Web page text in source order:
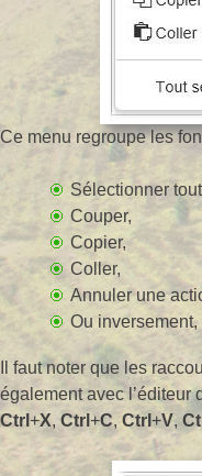
Ce menu regroupe les
Sélectionner
Couper,
Copier,
Coller,
Annuler une
Ou inversement,
Il faut noter que les
également avec l’éditeur
Ctrl +X, Ctrl +C, Ctrl+V,